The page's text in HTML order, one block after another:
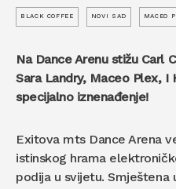
BLACK COFFEE NOVI SAD MACEO
Na Dance Arenu stižu Carl
Sara Landry, Maceo Plex,
specijalno iznenađenje!
Exitova mts Dance Arena
istinskog hrama
podija u svijetu. Smještena